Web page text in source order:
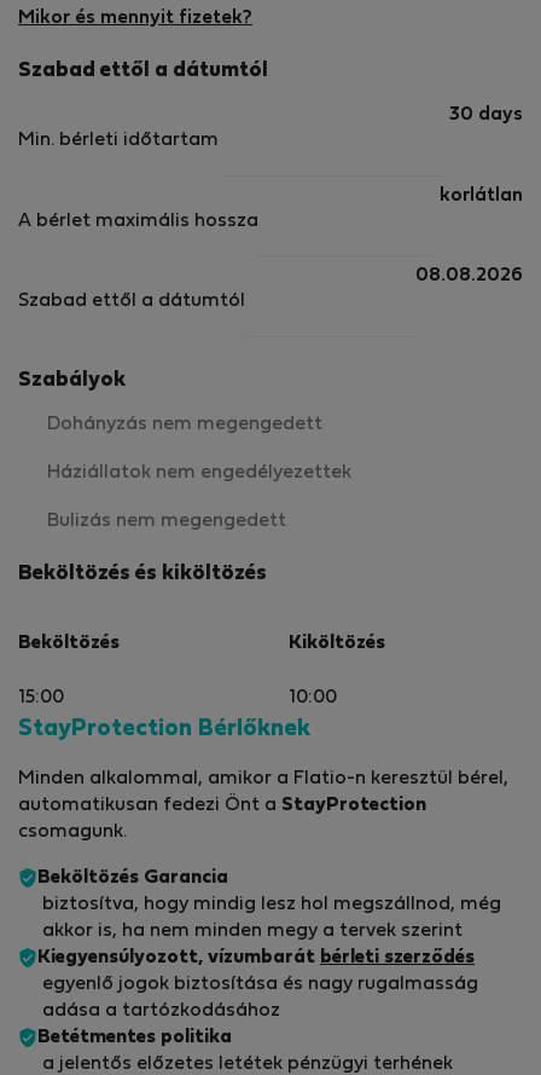
on your travels. We ensure that the apartments are safe
amenity, and are completely ready for you on your arrival.
Mikor és mennyit fizetek?
Szabad ettől a dátumtól
Min. bérleti időtartam
30 days
A bérlet maximális hossza
korlátlan
Szabad ettől a dátumtól
08.08.2026
Szabályok
Dohányzás nem megengedett
Háziállatok nem engedélyezettek
Bulizás nem megengedett
Beköltözés és kiköltözés
Beköltözés
15:00
Kiköltözés
10:00
StayProtection Bérlőknek
Minden alkalommal, amikor a Flatio-n keresztül bérel,
automatikusan fedezi Önt a StayProtection
csomagunk.
Beköltözés Garancia
biztosítva, hogy mindig lesz hol megszállnod, még
akkor is, ha nem minden megy a tervek szerint
Kiegyensúlyozott, vízumbarát bérleti szerződés
egyenlő jogok biztosítása és nagy rugalmasság
adása a tartózkodásához
Betétmentes politika
a jelentős előzetes letétek pénzügyi terhének